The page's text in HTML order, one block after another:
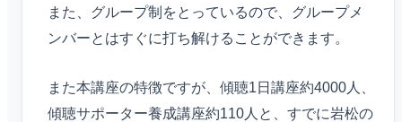
また、グループ制をとっているので、グループメ
ンバーとはすぐに打ち解けることができます。
また本講座の特徴ですが、傾聴1日講座約4000人、
傾聴サポーター養成講座約110人と、すでに岩松の